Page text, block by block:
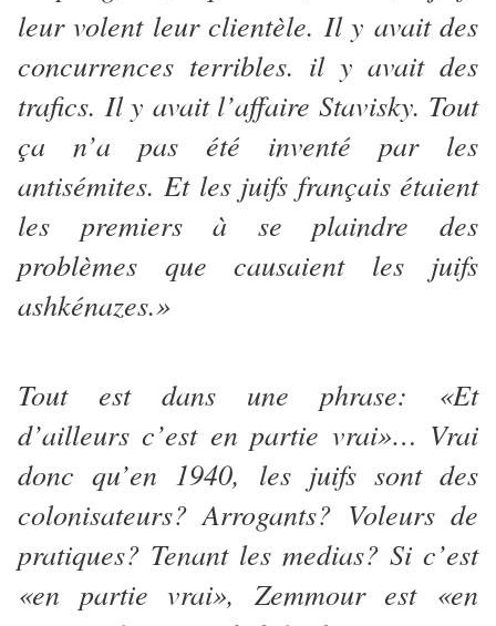
leur volent leur clientèle. Il y avait des
concurrences terribles. il y avait des
trafics. Il y avait l’affaire Stavisky. Tout
ça n’a pas été inventé par les
antisémites. Et les juifs français étaient
les premiers à se plaindre des
problèmes que causaient les juifs
ashkénazes.»
Tout est dans une phrase: «Et
d’ailleurs c’est en partie vrai»… Vrai
donc qu’en 1940, les juifs sont des
colonisateurs? Arrogants? Voleurs de
pratiques? Tenant les medias? Si c’est
«en partie vrai», Zemmour est «en